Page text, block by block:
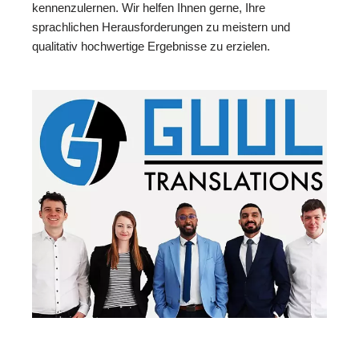
kennenzulernen. Wir helfen Ihnen gerne, Ihre
sprachlichen Herausforderungen zu meistern und
qualitativ hochwertige Ergebnisse zu erzielen.